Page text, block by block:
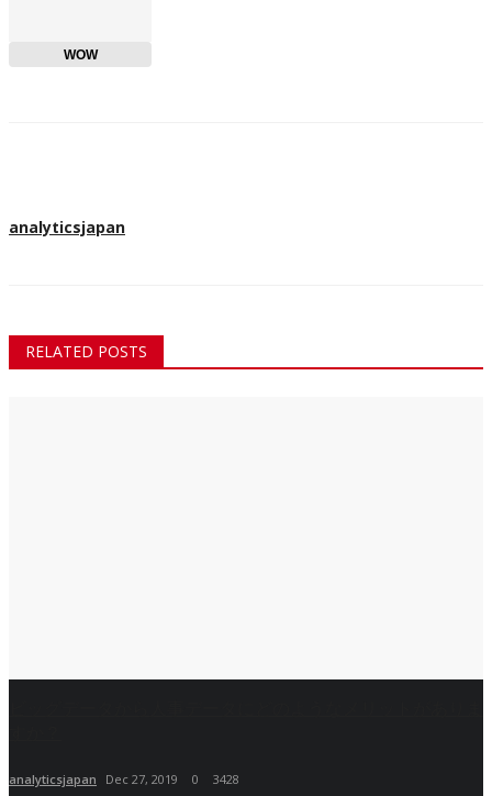
WOW
analyticsjapan
RELATED POSTS
analyticsjapan Dec 27, 2019 0 3428